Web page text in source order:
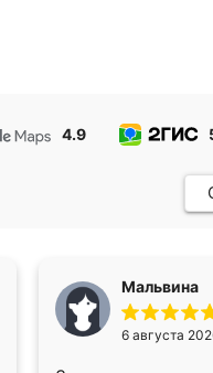
4.9
Мальвина
6 августа